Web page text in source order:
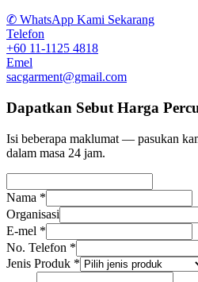
✆ WhatsApp Kami Sekarang
Telefon
+60 11-1125 4818
Emel
sacgarment@gmail.com
Dapatkan Sebut Harga
Isi beberapa maklumat — pasukan
dalam masa 24 jam.
Nama *
Organisasi
E-mel *
No. Telefon *
Jenis Produk *